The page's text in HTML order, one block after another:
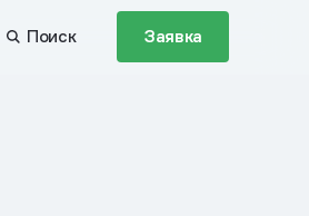
Поиск Заявка